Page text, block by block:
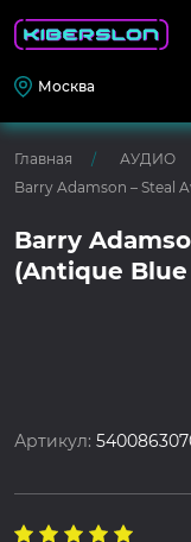
Москва
Главная АУДИО
Barry Adamson – Steal
Barry
(Antique
Артикул: